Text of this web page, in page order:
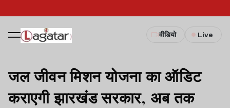
वीडियो Live
जल जीवन मिशन योजना का ऑडिट
कराएगी झारखंड सरकार, अब तक